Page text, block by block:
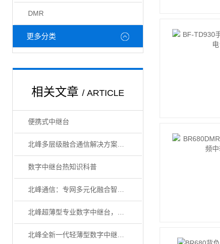
DMR
更多分类
相关文章 / ARTICLE
便携式中继台
北峰多层级融合通信解决方案，搭建调度“一张图”通信网络
数字中继台热知识科普
北峰全新一代轻薄型数字中继台BR1050上线！